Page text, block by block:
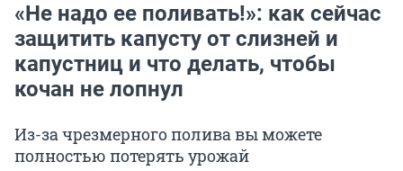
«Не надо ее поливать!»: как сейчас
защитить капусту от слизней и
капустниц и что делать, чтобы
кочан не лопнул
Из-за чрезмерного полива вы можете
полностью потерять урожай